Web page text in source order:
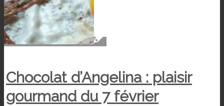
Chocolat d’Angelina : plaisir
gourmand du 7 février